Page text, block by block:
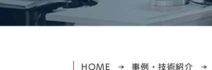
HOME 事例・技術紹介